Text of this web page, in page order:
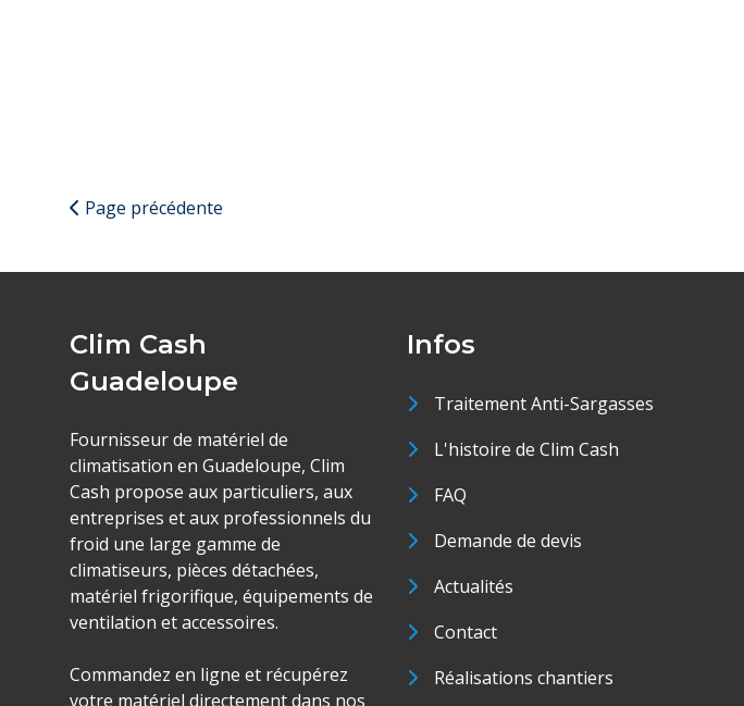
Page précédente
Clim Cash
Guadeloupe
Fournisseur de matériel de
climatisation en Guadeloupe, Clim
Cash propose aux particuliers, aux
entreprises et aux professionnels du
froid une large gamme de
climatiseurs, pièces détachées,
matériel frigorifique, équipements de
ventilation et accessoires.
Commandez en ligne et récupérez
votre matériel directement dans nos
Infos
Traitement Anti-Sargasses
L'histoire de Clim Cash
FAQ
Demande de devis
Actualités
Contact
Réalisations chantiers